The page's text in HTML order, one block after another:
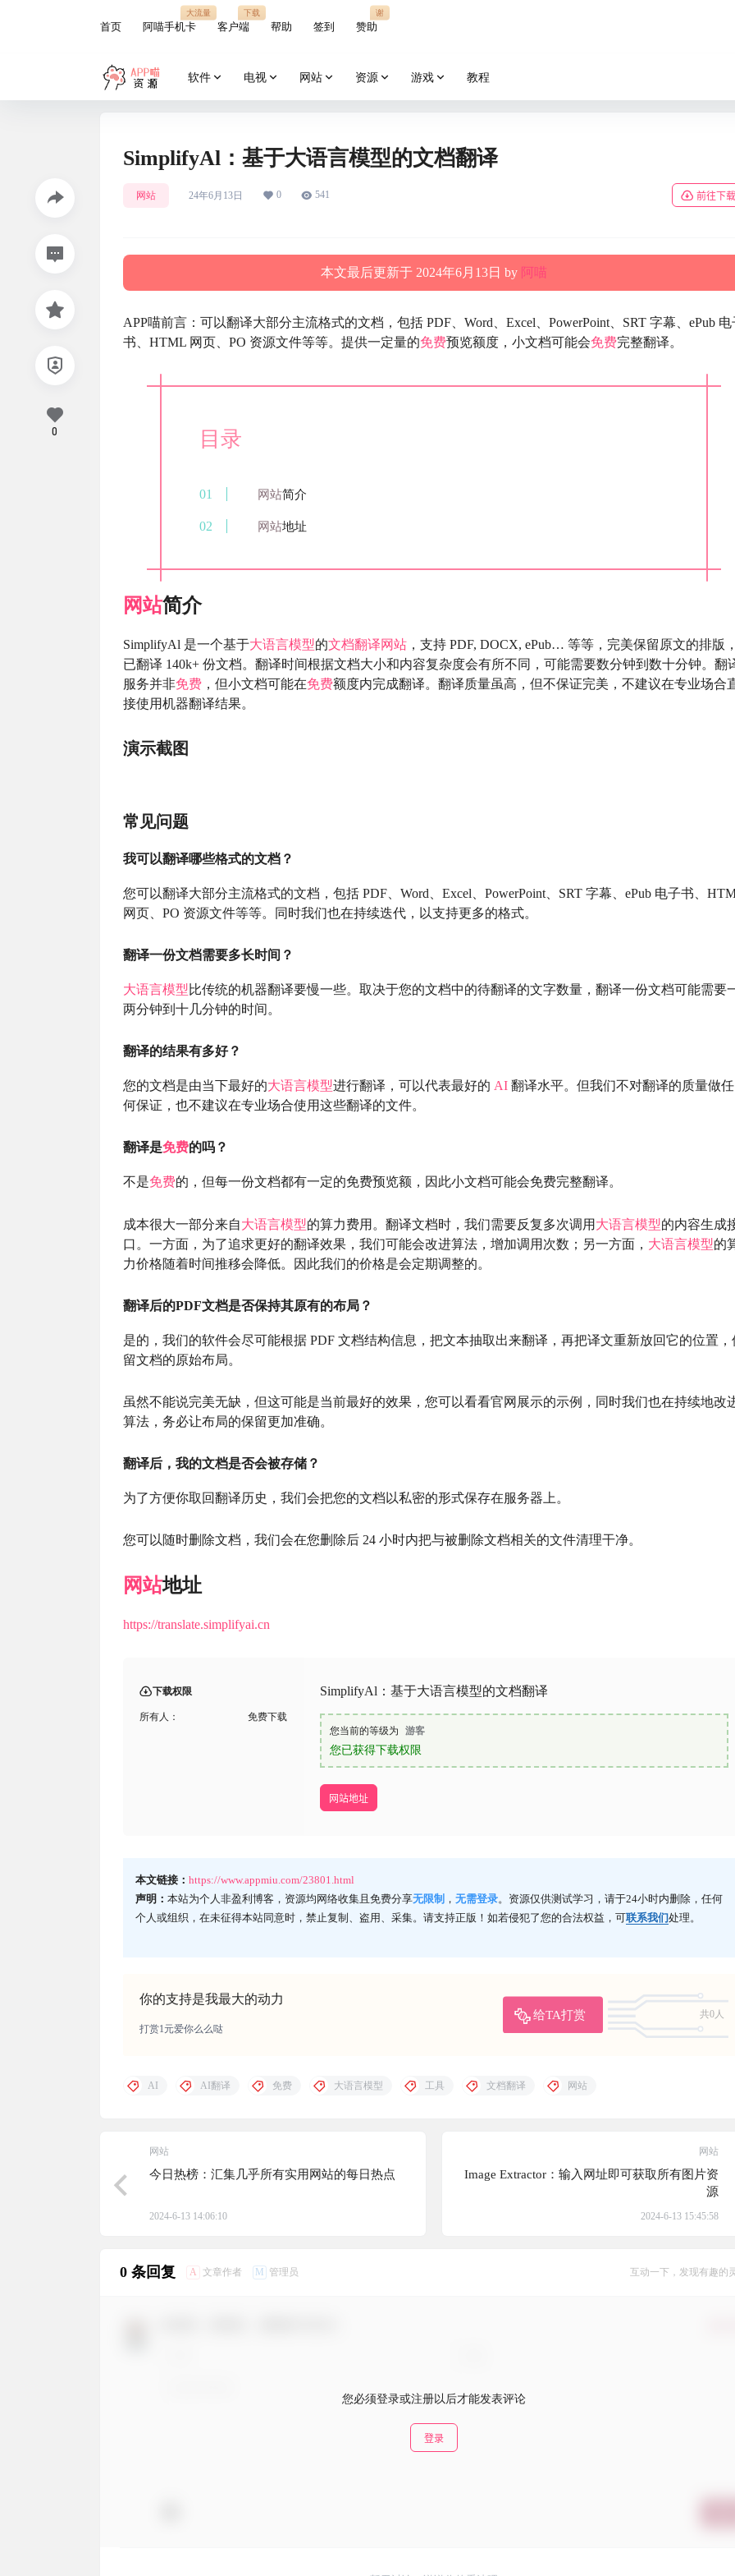
首页 阿喵手机卡
大流量
客户端
下载
帮助 签到 赞助
谢
软件 电视 网站 资源 游戏 教程
SimplifyAl：基于大语言模型的文档翻译
网站 24年6月13日 0 541 前往下载
本文最后更新于 2024年6月13日 by 阿喵
APP喵前言：可以翻译大部分主流格式的文档，包括 PDF、Word、Excel、PowerPoint、SRT 字幕、ePub 电
书、HTML 网页、PO 资源文件等等。提供一定量的免费预览额度，小文档可能会免费完整翻译。
目录
网站简介
网站地址
网站简介
SimplifyAl 是一个基于大语言模型的文档翻译网站 ，支持 PDF, DOCX, ePub… 等等，完美保留原文的排版，
已翻译 140k+ 份文档。翻译时间根据文档大小和内容复杂度会有所不同，可能需要数分钟到数十分钟。翻
服务并非免费 ，但小文档可能在免费额度内完成翻译。翻译质量虽高，但不保证完美，不建议在专业场合
接使用机器翻译结果。
演示截图
常见问题
我可以翻译哪些格式的文档？
您可以翻译大部分主流格式的文档，包括 PDF、Word、Excel、PowerPoint、SRT 字幕、ePub 电子书、
网页、PO 资源文件等等。同时我们也在持续迭代，以支持更多的格式。
翻译一份文档需要多长时间？
大语言模型比传统的机器翻译要慢一些。取决于您的文档中的待翻译的文字数量，翻译一份文档可能需要
两分钟到十几分钟的时间。
翻译的结果有多好？
您的文档是由当下最好的大语言模型进行翻译，可以代表最好的 AI 翻译水平。但我们不对翻译的质量做任
何保证，也不建议在专业场合使用这些翻译的文件。
翻译是免费的吗？
不是免费的，但每一份文档都有一定的免费预览额，因此小文档可能会免费完整翻译。
成本很大一部分来自大语言模型的算力费用。翻译文档时，我们需要反复多次调用 大语言模型的内容生成
口。一方面，为了追求更好的翻译效果，我们可能会改进算法，增加调用次数；另一方面， 大语言模型的
力价格随着时间推移会降低。因此我们的价格是会定期调整的。
翻译后的PDF文档是否保持其原有的布局？
是的，我们的软件会尽可能根据 PDF 文档结构信息，把文本抽取出来翻译，再把译文重新放回它的位置，
留文档的原始布局。
虽然不能说完美无缺，但这可能是当前最好的效果，您可以看看官网展示的示例，同时我们也在持续地改
算法，务必让布局的保留更加准确。
翻译后，我的文档是否会被存储？
为了方便你取回翻译历史，我们会把您的文档以私密的形式保存在服务器上。
您可以随时删除文档，我们会在您删除后 24 小时内把与被删除文档相关的文件清理干净。
网站地址
https://translate.simplifyai.cn
下载权限
所有人： 免费下载
SimplifyAl：基于大语言模型的文档翻译
您当前的等级为 游客
您已获得下载权限
网站地址
本文链接： https://www.appmiu.com/23801.html
声明： 本站为个人非盈利博客，资源均网络收集且免费分享无限制 ， 无需登录。资源仅供测试学习，请于24小时内删除，任何
个人或组织，在未征得本站同意时，禁止复制、盗用、采集。请支持正版！如若侵犯了您的合法权益，可联系我们处理。
你的支持是我最大的动力
给TA打赏
共0人
打赏1元爱你么么哒
0
AI AI翻译 免费 大语言模型 工具 文档翻译 网站
网站
今日热榜：汇集几乎所有实用网站的每日热点
2024-6-13 14:06:10
网站
Image Extractor：输入网址即可获取所有图片资
源
2024-6-13 15:45:58
0 条回复 A 文章作者 M 管理员 互动一下，发现有趣的
您必须登录或注册以后才能发表评论
登录